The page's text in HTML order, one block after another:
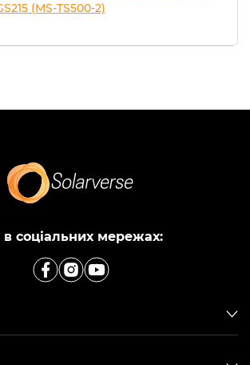
(MS-TS500-2)
соціальних мережах: